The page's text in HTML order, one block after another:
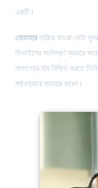
একটি।
মোতাহারহারিয়ে যাওয়া ডেটা
ডিভাইসের সংমিশ্রণ ব্যবহার
সাফল্যের হার নিশ্চিত করতে
সফ্টওয়্যারে ব্যবহার করেন।